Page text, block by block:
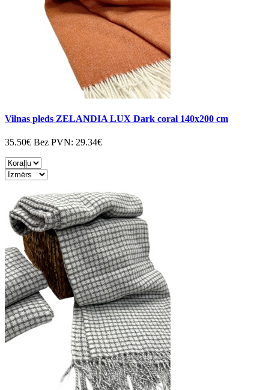
Vilnas pleds ZELANDIA LUX Dark coral 140x200 cm
35.50€ Bez PVN: 29.34€